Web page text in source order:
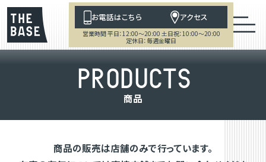
お電話はこちら アクセス
営業時間 平日：12:00～20:00 土日祝：10:00～20:00
定休日：毎週金曜日
PRODUCTS
商品
商品の販売は店舗のみで行っています。